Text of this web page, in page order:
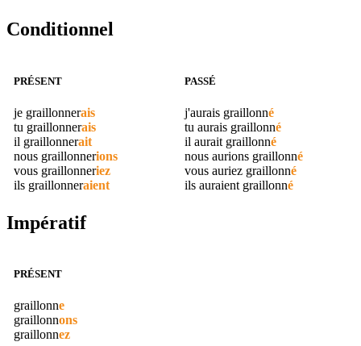
Conditionnel
PRÉSENT
je graillonnerais
tu graillonnerais
il graillonnerait
nous graillonnerions
vous graillonneriez
ils graillonneraient
PASSÉ
j'aurais graillonné
tu aurais graillonné
il aurait graillonné
nous aurions graillonné
vous auriez graillonné
ils auraient graillonné
Impératif
PRÉSENT
graillonne
graillonnons
graillonnez